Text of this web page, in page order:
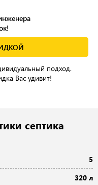
подход.
Вас удивит!
септика
5
320 л